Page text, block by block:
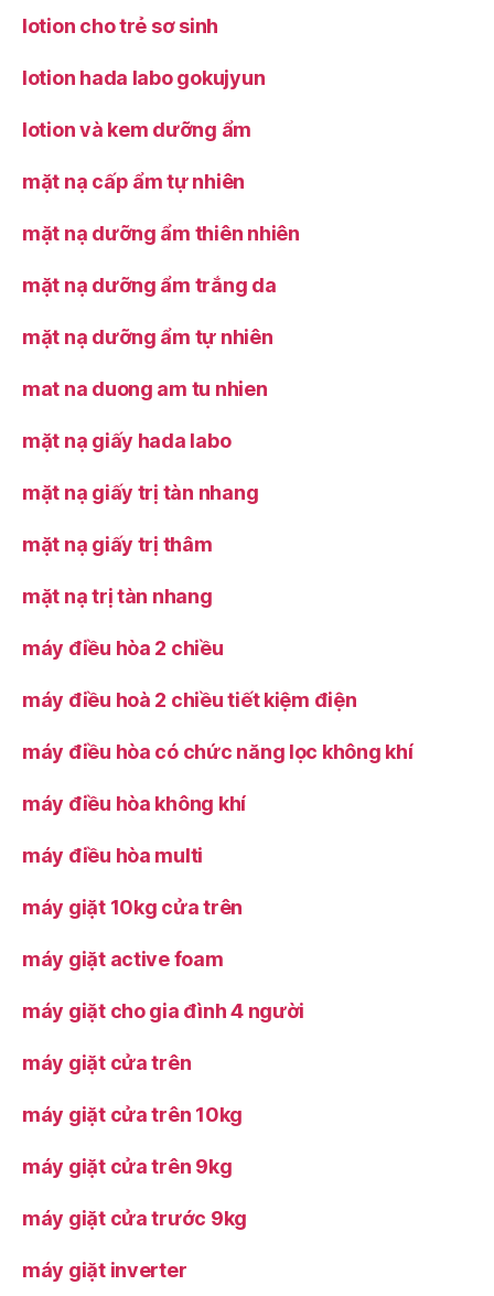
lotion cho trẻ sơ sinh
lotion hada labo gokujyun
lotion và kem dưỡng ẩm
mặt nạ cấp ẩm tự nhiên
mặt nạ dưỡng ẩm thiên nhiên
mặt nạ dưỡng ẩm trắng da
mặt nạ dưỡng ẩm tự nhiên
mat na duong am tu nhien
mặt nạ giấy hada labo
mặt nạ giấy trị tàn nhang
mặt nạ giấy trị thâm
mặt nạ trị tàn nhang
máy điều hòa 2 chiều
máy điều hoà 2 chiều tiết kiệm điện
máy điều hòa có chức năng lọc không khí
máy điều hòa không khí
máy điều hòa multi
máy giặt 10kg cửa trên
máy giặt active foam
máy giặt cho gia đình 4 người
máy giặt cửa trên
máy giặt cửa trên 10kg
máy giặt cửa trên 9kg
máy giặt cửa trước 9kg
máy giặt inverter